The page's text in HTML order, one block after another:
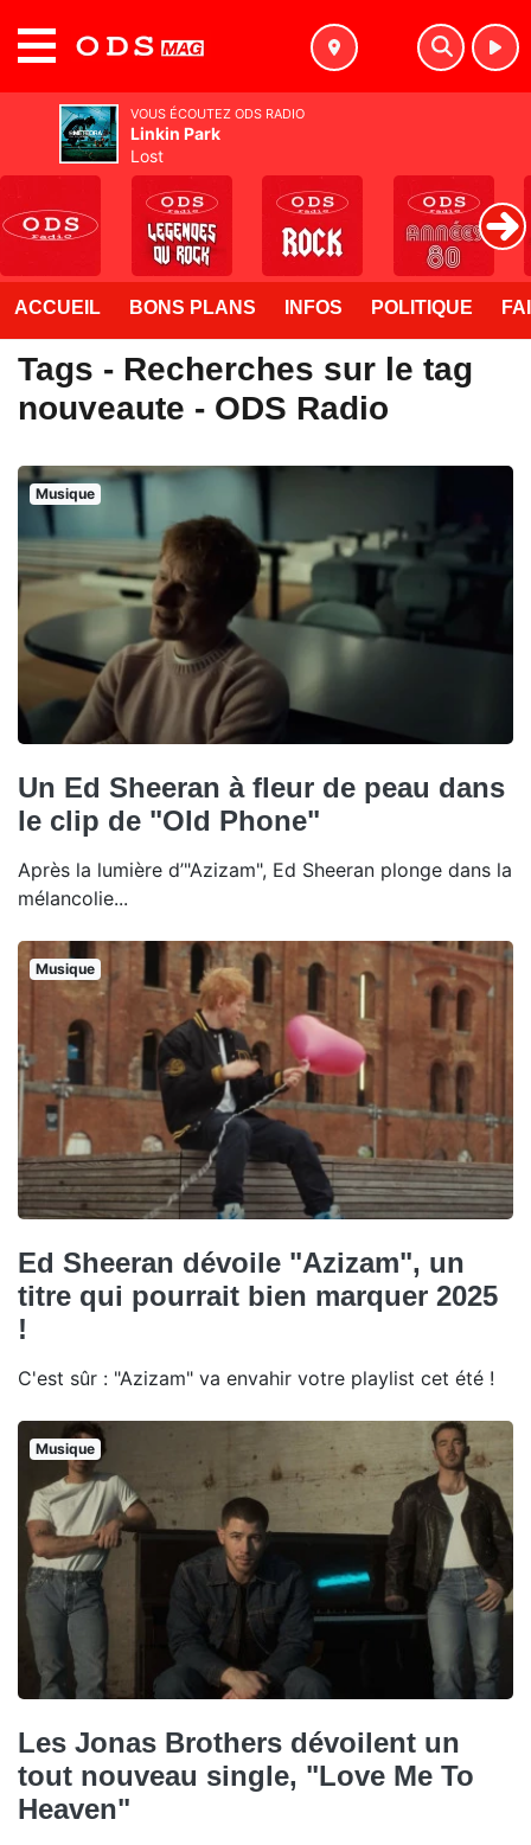
ACCUEIL BONS PLANS INFOS POLITIQUE
Tags - Recherches sur le tag
nouveaute - ODS Radio
Musique
Un Ed Sheeran à fleur de peau dans
le clip de "Old Phone"
Après la lumière d’"Azizam", Ed Sheeran plonge dans la
mélancolie...
Musique
Ed Sheeran dévoile "Azizam", un
titre qui pourrait bien marquer 2025
!
C'est sûr : "Azizam" va envahir votre playlist cet été !
Musique
Les Jonas Brothers dévoilent un
tout nouveau single, "Love Me To
Heaven"
VOUS ÉCOUTEZ ODS RADIO
Linkin Park
Lost